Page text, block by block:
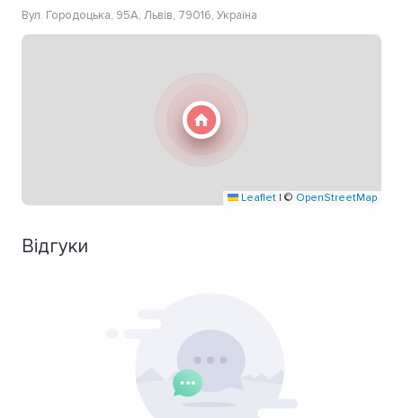
Вул. Городоцька, 95A, Львів, 79016, Україна
Leaflet | © OpenStreetMap
Відгуки